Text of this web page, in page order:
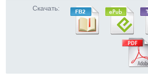
Скачать: